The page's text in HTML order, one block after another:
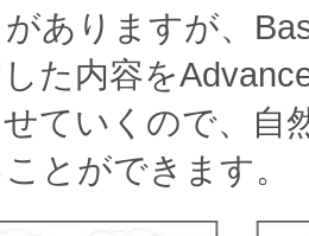
ありますが、
た内容を
ていくので、自
とができます。